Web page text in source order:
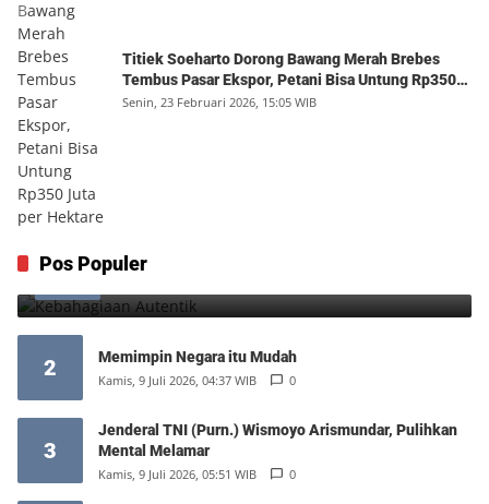
Titiek Soeharto Dorong Bawang Merah Brebes
Tembus Pasar Ekspor, Petani Bisa Untung Rp350
Juta per Hektare
Senin, 23 Februari 2026, 15:05 WIB
Pos Populer
1 Kebahagiaan Autentik
2 Memimpin Negara itu Mudah
Kamis, 9 Juli 2026, 04:37 WIB 0
3
Jenderal TNI (Purn.) Wismoyo Arismundar, Pulihkan
Mental Melamar
Kamis, 9 Juli 2026, 05:51 WIB 0